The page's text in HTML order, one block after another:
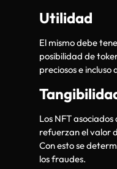
Utilidad
El mismo debe
posibilidad de
preciosos e incluso
Los NFT
refuerzan el valor
Con esto se
los fraudes.